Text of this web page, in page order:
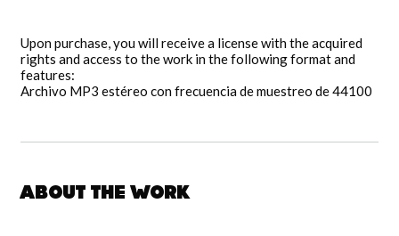
Upon purchase, you will receive a license with the acquired
rights and access to the work in the following format and
features:
Archivo MP3 estéreo con frecuencia de muestreo de 44100
About the work